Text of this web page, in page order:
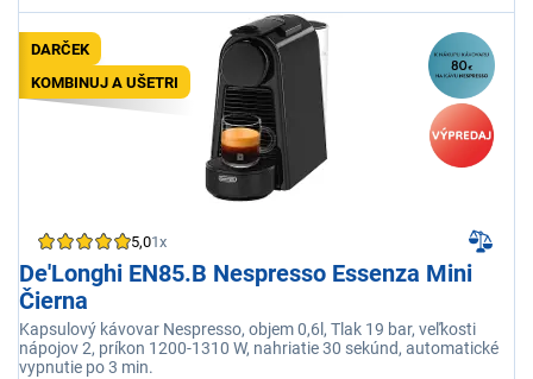
DARČEK
KOMBINUJ A UŠETRI
5,01x
De'Longhi EN85.B Nespresso Essenza Mini
Čierna
Kapsulový kávovar Nespresso, objem 0,6l, Tlak 19 bar, veľkosti
nápojov 2, príkon 1200-1310 W, nahriatie 30 sekúnd, automatické
vypnutie po 3 min.